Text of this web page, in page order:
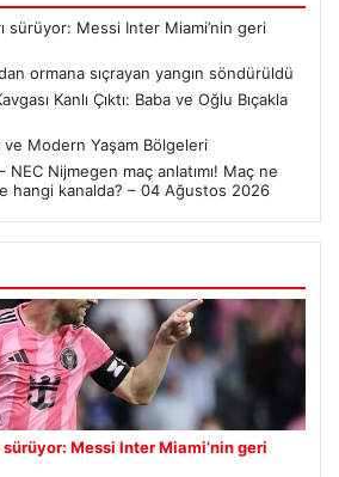
sürüyor: Messi Inter Miami’nin geri
ormana sıçrayan yangın söndürüldü
Kanlı Çıktı: Baba ve Oğlu Bıçakla
ve Modern Yaşam Bölgeleri
NEC Nijmegen maç anlatımı! Maç ne
hangi kanalda? – 04 Ağustos 2026
sürüyor: Messi Inter Miami’nin geri